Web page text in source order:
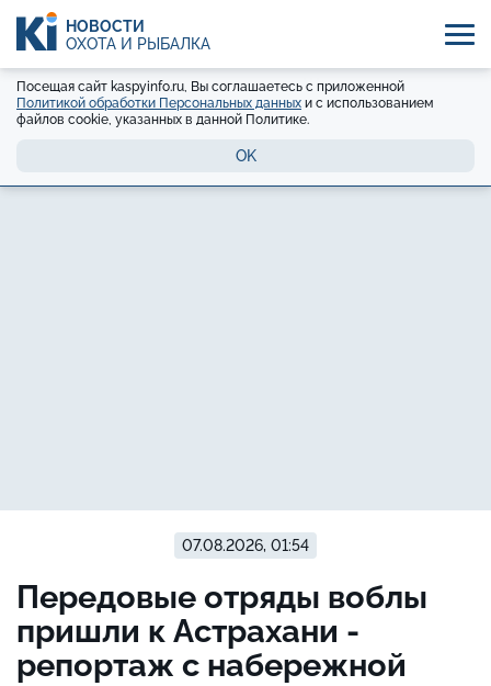
НОВОСТИ
ОХОТА И РЫБАЛКА
Посещая сайт kaspyinfo.ru, Вы соглашаетесь с приложенной
Политикой обработки Персональных данных и с использованием
файлов cookie, указанных в данной Политике.
OK
07.08.2026, 01:54
Передовые отряды воблы
пришли к Астрахани -
репортаж с набережной